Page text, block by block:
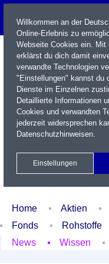
Name / WKN / ISIN / Kürzel
Xetra Realtime
Home Aktien
Fonds
Rohstoffe
News
Wissen
Willkommen an der
Online-Erlebnis zu
Webseite Cookies ein.
erklärst du dich damit
verwandte Technologien
"Einstellungen" kannst du
Dienste im Einzelnen
Detaillierte Informationen
Cookies und verwandten
jederzeit widersprechen
Datenschutzhinweisen.
Einstellungen